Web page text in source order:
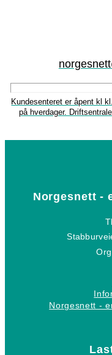
Kundesenteret er åpent kl
på hverdager.
Norgesnett -
Norgesnett -